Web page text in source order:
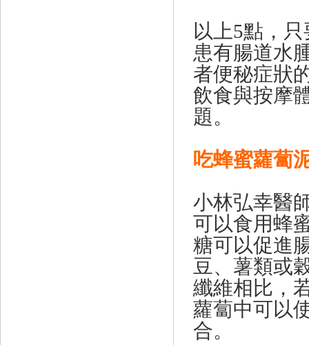
以上5點，
患有腸道水
者便秘症狀
飲食與按摩
題。
吃蜂蜜蘿蔔
小林弘幸醫
可以食用蜂
糖可以促進
豆、薯類或
纖維相比，
蘿蔔中可以
合。